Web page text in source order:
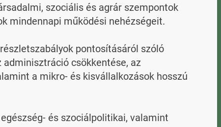
szociális és agrár szempontok
mindennapi működési nehézségeit.
pontosításáról szóló
csökkentése, az
a mikro- és kisvállalkozások hosszú
és szociálpolitikai, valamint